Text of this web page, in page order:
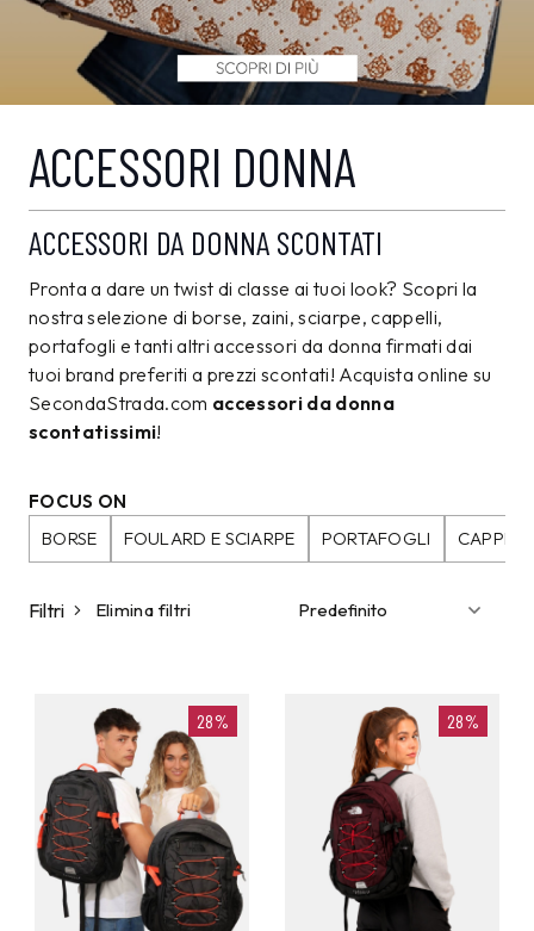
ACCESSORI DONNA
ACCESSORI DA DONNA SCONTATI
Pronta a dare un twist di classe ai tuoi look? Scopri la
nostra selezione di borse, zaini, sciarpe, cappelli,
portafogli e tanti altri accessori da donna firmati dai
tuoi brand preferiti a prezzi scontati! Acquista online su
SecondaStrada.com accessori da donna
scontatissimi!
FOCUS ON
BORSE
FOULARD E SCIARPE PORTAFOGLI
Filtri Elimina filtri
28% 28%